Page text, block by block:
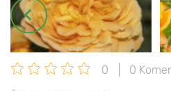
0 0